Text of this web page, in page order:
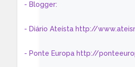
- Blogger:
- Diário Ateísta http://
- Ponte Europa http://